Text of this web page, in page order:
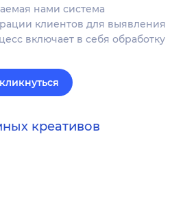
нами система
клиентов для выявления
включает в себя обработку
креативов